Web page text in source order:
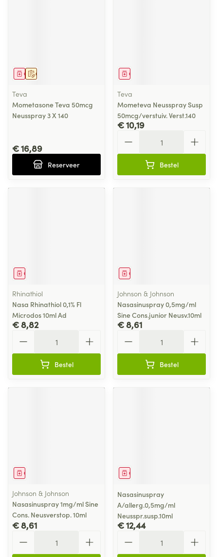
Op voorschrift
Geneesmiddel
Teva
Mometasone Teva 50mcg
Neusspray 3 X 140
€ 16,89
Reserveer
Geneesmiddel
Teva
Mometeva Neusspray Susp
50mcg/verstuiv. Verst.140
€ 10,19
Bestel
Geneesmiddel
Rhinathiol
Nasa Rhinathiol 0,1% Fl
Microdos 10ml Ad
€ 8,82
Bestel
Geneesmiddel
Johnson & Johnson
Nasasinuspray 0,5mg/ml
Sine Cons.junior Neusv.10ml
€ 8,61
Bestel
Geneesmiddel
Johnson & Johnson
Nasasinuspray 1mg/ml Sine
Cons. Neusverstop. 10ml
€ 8,61
Geneesmiddel
Nasasinuspray
A/allerg.0,5mg/ml
Neusspr.susp.10ml
€ 12,44